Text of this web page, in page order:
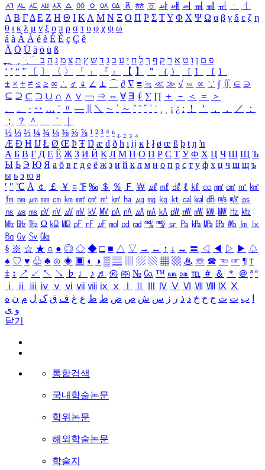
ㅺ ㅻ ㅼ ㅽ ㅾ ㅿ ㆀ ㆁ ㆂ ㆃ ㆄ ㆅ ㆆ ㆇ ㆈ ㆉ ㆊ ㆋ ㆌ ㆍ
ㆎ
Α Β ΓΔ Ε Ζ Η Θ Ι ΚΛ Μ Ν Ξ Ο Π Ρ Σ ΤΥ Φ Χ Ψ Ω α β γ δ ε ζ η
θ ι κ λ μ ν ξ ο π ρ σ τ υ φ χ ψ ω
á à Á À é è É È ç Ç ê
Ä Ö Ü ä ö ü ß
ִֶֹ ֻּ ׁׂ פ ם ן ו ט א ר ק ף ך ל ח י ע כ ג ד ש ץ ת צ מ נ ה ב
‘ ’ “ ” 〔 〕 〈 〉 「 」 『 』 【 】 ＂ （ ） ［ ］ ｛ ｝
± × ÷ ≠ ≤ ≥ ∞ ∴ ♂ ♀ ∠ ⊥ ⌒ ∂ ∇ ≡ ≒ ≪ ≫ √ ∽ ∝ ∵ ∫ ∬ ∈ ∋
⊆ ⊇ ⊂ ⊃ ∪ ∩ ∧ ∨ ￢ ⇒ ⇔ ∀ ∃ ∮ ∑ ∏ ＋ － ＜ ＝
＞
、
。 · ‥ … ¨ 〃 ― ＼ ∼ ´ ～ ˇ ˘ ˝ ˚ ˙ ¸ ¡ ¿ ː ！ ＇ ， ． ／
：
；
？ ＾ ｀
½ ⅓ ⅔ ¼ ¾ ⅛ ⅜ ⅝ ⅞ ¹ ² ³ ⁴ ⁿ ₁ ₂ ₃ ₄
Æ Ð Ħ Ĳ Ł Ø Œ Þ Ŧ Ŋ æ đ ð ħ ı ĳ ĸ ŀ ł ø œ ß þ ŧ ŋ ŉ
А Б В Г Д Е Ё Ж З И Й К Л М Н О П Р С Т У Ф Х Ц Ч Ш Щ Ъ
Ы Ь Э Ю Я а б в г д е ё ж з и й к л м н о п р с т у ф х ц ч ш щ ъ
ы ь э ю я
′ ″ ℃ Å ￠ ￡ ￥ ¤ ℉ ‰ ＄ ％ Ｆ ￦ ㎕ ㎖ ㎗ ℓ ㎘ ㏄ ㎣ ㎤ ㎥ ㎦
㎙ ㎚ ㎛ ㎜ ㎝ ㎞ ㎟ ㎠ ㎡ ㎢ ㏊ ㎍ ㎎ ㎏ ㏏ ㎈ ㎉ ㏈ ㎧ ㎨ ㎰
㎱ ㎲ ㎳ ㎴ ㎵ ㎶ ㎷ ㎸ ㎹ ㎀ ㎁ ㎂ ㎃ ㎄ ㎺ ㎻ ㎽ ㎾ ㎿ ㎐ ㎑
㎒ ㎓ ㎔ Ω ㏀ ㏁ ㎊ ㎋ ㎌ ㏖ ㏅ ㎭ ㎮ ㎯ ㏛ ㎩ ㎪ ㎫ ㎬ ㏝ ㏐
㏓
㏃ ㏉ ㏜ ㏆
§ ※ ☆ ★ ○ ● ◎ ◇ ◆ □ ■ △ ▽ → ← ↑ ↓ ↔ 〓 ◁ ◀ ▷ ▶ ♤
♠ ♡ ♥ ♧ ♣ ⊙ ◈ ▣ ◐ ◑ ▒ ▤ ▨ ▧ ▦ ▩ ♨ ☏ ☎ ☜ ☞ ¶ †
‡ ↕ ↗ ↙ ↖ ↘ ♭ ♩ ♪ ♬ ㉿ ㈜ № ㏇ ™ ㏂ ㏘ ℡ ＃ ＆ ＊ ＠ ª º
ⅰ
ⅱ ⅲ ⅳ ⅴ ⅵ ⅶ ⅷ ⅸ ⅹ Ⅳ Ⅴ Ⅵ Ⅶ Ⅷ Ⅸ Ⅹ
ب ت ث ج ح خ د ذ ر ز س ش ص ض ط ظ ع غ ف ق ک ل م ن ه
و ی
닫기
통합검색
국내학술논문
학위논문
해외학술논문
학술지